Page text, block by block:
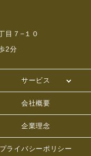
目７−１０
2分
サービス
会社概要
企業理念
プライバシーポリシー